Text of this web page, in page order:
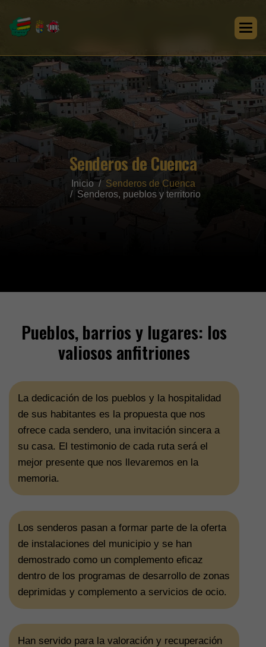
Senderos de Cuenca
Inicio
Senderos de Cuenca
Senderos, pueblos y territorio
Pueblos, barrios y lugares: los
valiosos anfitriones
La dedicación de los pueblos y la hospitalidad
de sus habitantes es la propuesta que nos
ofrece cada sendero, una invitación sincera a
su casa. El testimonio de cada ruta será el
mejor presente que nos llevaremos en la
memoria.
Los senderos pasan a formar parte de la oferta
de instalaciones del municipio y se han
demostrado como un complemento eficaz
dentro de los programas de desarrollo de zonas
deprimidas y complemento a servicios de ocio.
Han servido para la valoración y recuperación